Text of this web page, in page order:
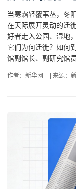
当寒霜轻覆苇丛，冬
在天际展开灵动的迁
好者走入公园、湿地
它们为何迁徙？如何
馆副馆长、副研究馆
作者：新华网 来源：